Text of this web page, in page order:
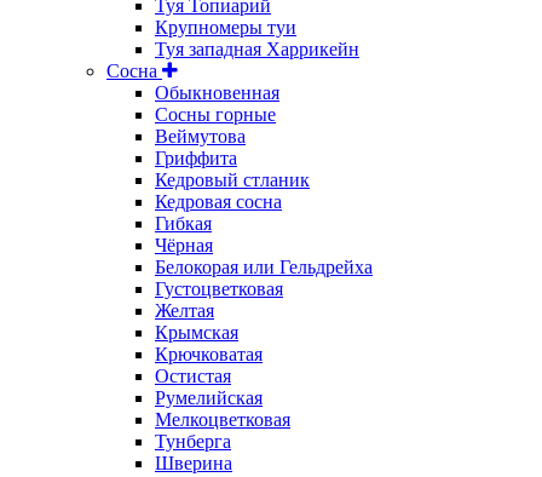
Туя Топиарий
Крупномеры туи
Туя западная Харрикейн
Сосна
Обыкновенная
Сосны горные
Веймутова
Гриффита
Кедровый стланик
Кедровая сосна
Гибкая
Чёрная
Белокорая или Гельдрейха
Густоцветковая
Желтая
Крымская
Крючковатая
Остистая
Румелийская
Мелкоцветковая
Тунберга
Шверина